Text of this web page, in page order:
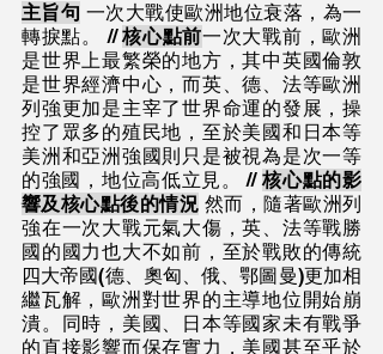
主旨句 一次大戰使歐洲地位衰落，為一
轉捩點。 // 核心點前一次大戰前，歐洲
是世界上最繁榮的地方，其中英國倫敦
是世界經濟中心，而英、德、法等歐洲
列強更加是主宰了世界命運的發展，操
控了眾多的殖民地，至於美國和日本等
美洲和亞洲強國則只是被視為是次一等
的強國，地位高低立見。 // 核心點的影
響及核心點後的情況 然而，隨著歐洲列
強在一次大戰元氣大傷，英、法等戰勝
國的國力也大不如前，至於戰敗的傳統
四大帝國(德、奧匈、俄、鄂圖曼)更加相
繼瓦解，歐洲對世界的主導地位開始崩
潰。同時，美國、日本等國家未有戰爭
的直接影響而保存實力，美國甚至乎於